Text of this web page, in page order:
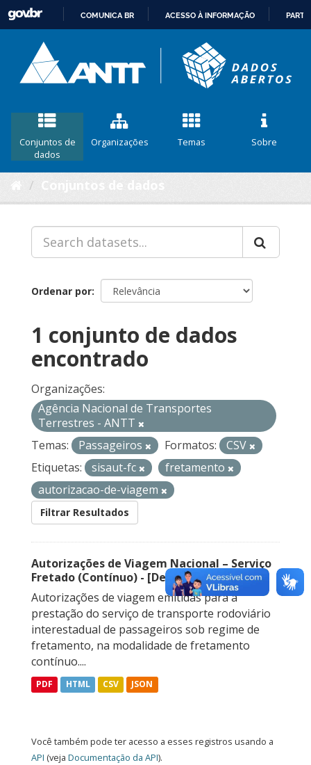
CONTEÚDO
COMUNICA BR ACESSO À INFORMAÇÃO
Conjuntos de
dados
Organizações Temas Sobre
Ordenar por
1 conjunto de dados
encontrado
Organizações:
Agência Nacional de Transportes
Terrestres - ANTT
Temas:
Passageiros Formatos:
CSV
Etiquetas:
sisaut-fc
fretamento
autorizacao-de-viagem
Filtrar Resultados
Autorizações de Viagem Nacional – Serviço
Fretado (Contínuo) - [Descontinuado]
Autorizações de viagem emitidas para a
prestação do serviço de transporte rodoviário
interestadual de passageiros sob regime de
fretamento, na modalidade de fretamento
contínuo....
PDF HTML CSV JSON
Você também pode ter acesso a esses registros usando a
API (veja Documentação da API).